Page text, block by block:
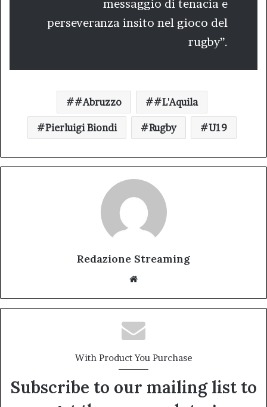
messaggio di tenacia e
perseveranza insito nel gioco del
rugby”.
#Abruzzo #L'Aquila
Pierluigi Biondi Rugby U19
Redazione Streaming
With Product You Purchase
Subscribe to our mailing list to